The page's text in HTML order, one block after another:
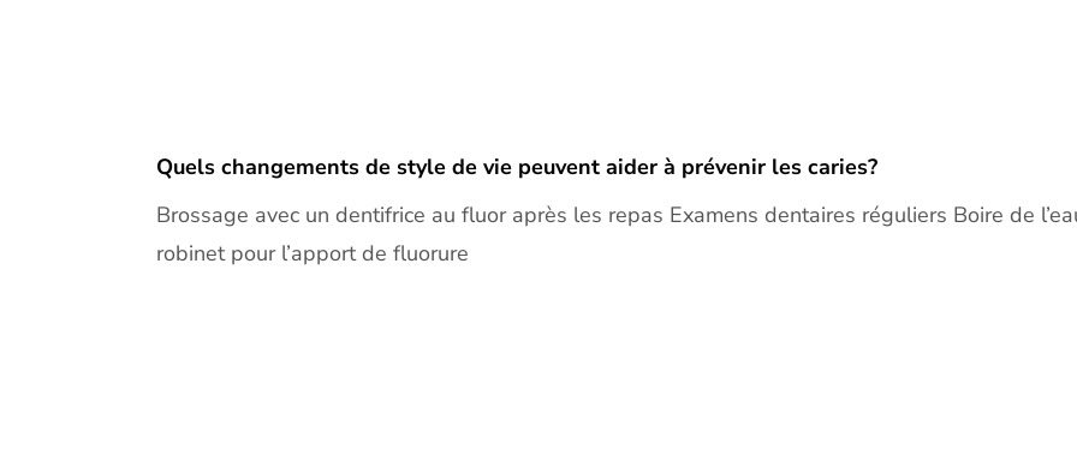
Quels changements de style de vie peuvent aider à prévenir les caries?
Brossage avec un dentifrice au fluor après les repas Examens dentaires réguliers Boire de
robinet pour l’apport de fluorure